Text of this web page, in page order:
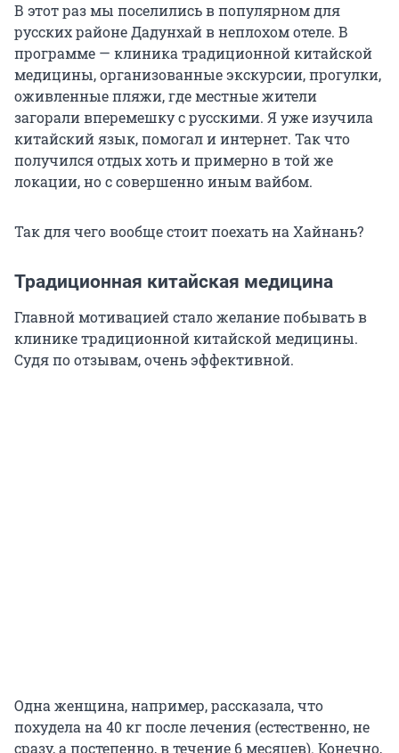
В этот раз мы поселились в популярном для
русских районе Дадунхай в неплохом отеле. В
программе — клиника традиционной китайской
медицины, организованные экскурсии, прогулки,
оживленные пляжи, где местные жители
загорали вперемешку с русскими. Я уже изучила
китайский язык, помогал и интернет. Так что
получился отдых хоть и примерно в той же
локации, но с совершенно иным вайбом.
Так для чего вообще стоит поехать на Хайнань?
Традиционная китайская медицина
Главной мотивацией стало желание побывать в
клинике традиционной китайской медицины.
Судя по отзывам, очень эффективной.
Одна женщина, например, рассказала, что
похудела на 40 кг после лечения (естественно, не
сразу, а постепенно, в течение 6 месяцев). Конечно,